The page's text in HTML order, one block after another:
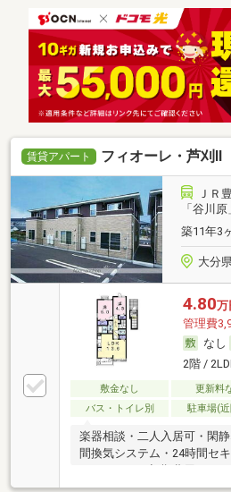
賃貸アパート フィオーレ・芦刈Ⅱ
ＪＲ
「谷川
築11年3
大分
4.80万
管理費
なし
2階 /
敷金なし 更新料
バス・トイレ別
駐車場(
楽器相談・二人入居可・閑
間換気システム・24時間セ
可